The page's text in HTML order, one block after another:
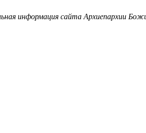
информация сайта Архиепархии